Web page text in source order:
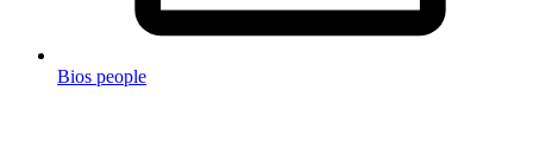
Bios people